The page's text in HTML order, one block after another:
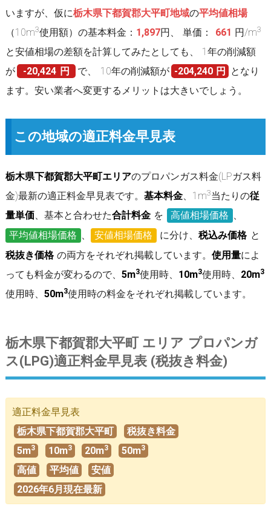
いますが、仮に栃木県下都賀郡大平町地域の平均値相場
（10m3使用額）の基本料金： 1,897円、 単価： 661 円/m3
と安値相場の差額を計算してみたとしても、 1年の削減額
が
-20,424 円 で、 10年の削減額が -204,240 円
となり
ます。安い業者へ変更するメリットは大きいでしょう。
この地域の適正料金早見表
栃木県下都賀郡大平町エリアのプロパンガス料金(LPガス料
金)最新の適正料金早見表です。 基本料金、1m3当たりの従
量単価、基本と合わせた合計料金を 高値相場価格 、
平均値相場価格 、 安値相場価格 に分け、税込み価格と
税抜き価格の両方をそれぞれ掲載しています。使用量によ
っても料金が変わるので、 5m3使用時、 10m3使用時、 20m3
使用時、 50m3使用時の料金をそれぞれ掲載しています。
栃木県下都賀郡大平町 エリア プロパンガ
ス(LPG)適正料金早見表 (税抜き料金)
適正料金早見表
栃木県下都賀郡大平町
税抜き料金
5m3 10m3 20m3 50m3
高値 平均値
安値
2026年6月現在最新